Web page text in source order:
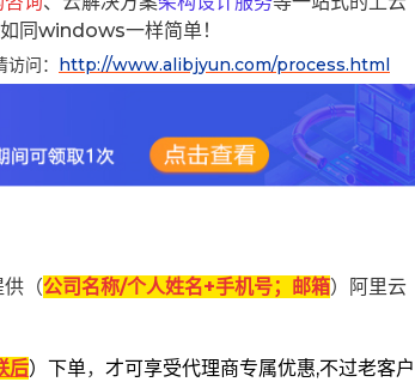
同windows一样简单！
访问： http://www.alibjyun.com/process.html
供（公司名称/个人姓名+手机号；邮箱）阿里云
后） 下单， 才可享受代理商专属优惠,不过老客户